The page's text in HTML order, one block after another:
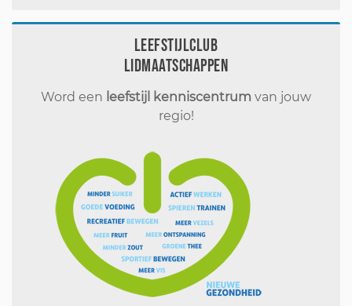
Leefstijlclub
Lidmaatschappen
Word een leefstijl kenniscentrum van jouw
regio!